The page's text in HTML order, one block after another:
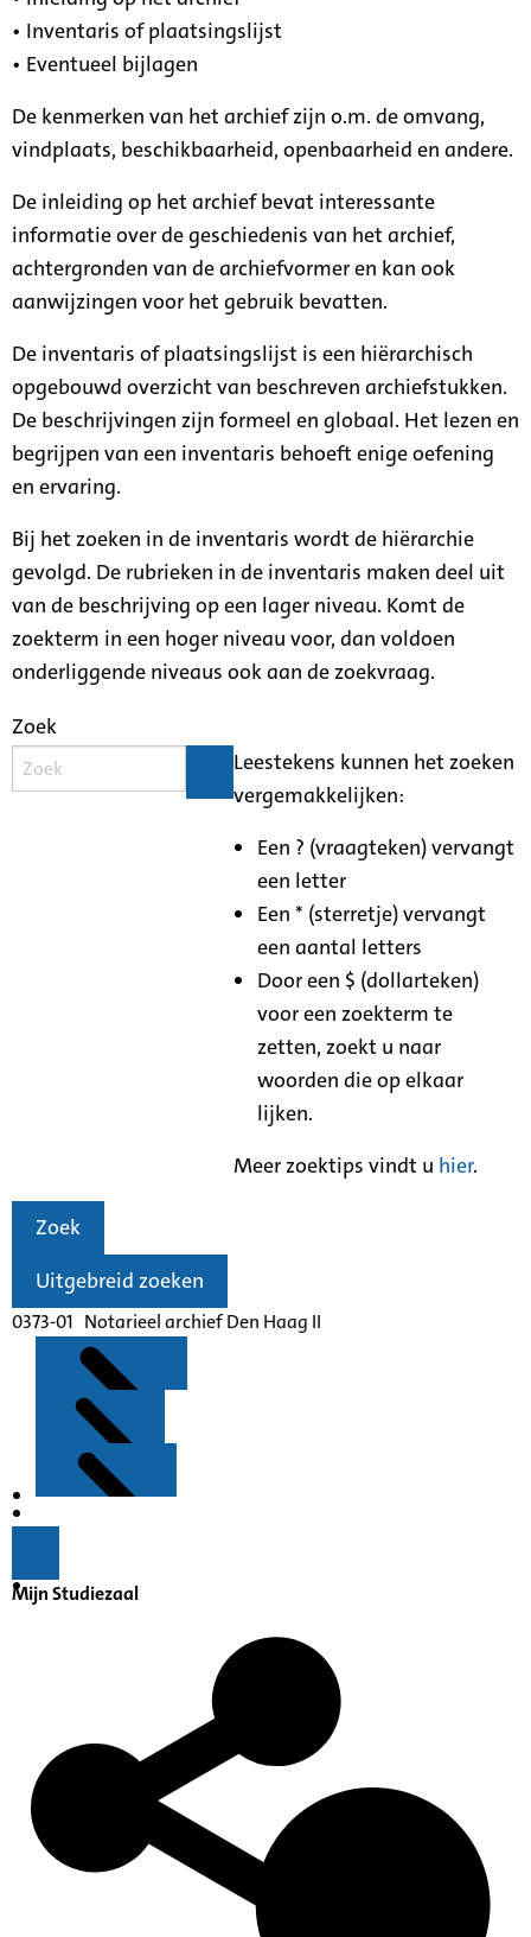
• Inventaris of plaatsingslijst
• Eventueel bijlagen
De kenmerken van het archief zijn o.m. de omvang,
vindplaats, beschikbaarheid, openbaarheid en andere.
De inleiding op het archief bevat interessante
informatie over de geschiedenis van het archief,
achtergronden van de archiefvormer en kan ook
aanwijzingen voor het gebruik bevatten.
De inventaris of plaatsingslijst is een hiërarchisch
opgebouwd overzicht van beschreven archiefstukken.
De beschrijvingen zijn formeel en globaal. Het lezen en
begrijpen van een inventaris behoeft enige oefening
en ervaring.
Bij het zoeken in de inventaris wordt de hiërarchie
gevolgd. De rubrieken in de inventaris maken deel uit
van de beschrijving op een lager niveau. Komt de
zoekterm in een hoger niveau voor, dan voldoen
onderliggende niveaus ook aan de zoekvraag.
Zoek
Leestekens kunnen het zoeken
vergemakkelijken:
Een ? (vraagteken) vervangt
een letter
Een * (sterretje) vervangt
een aantal letters
Door een $ (dollarteken)
voor een zoekterm te
zetten, zoekt u naar
woorden die op elkaar
lijken.
Meer zoektips vindt u hier.
Zoek
Uitgebreid zoeken
0373-01 Notarieel archief Den Haag II
Inventaris
Mijn Studiezaal